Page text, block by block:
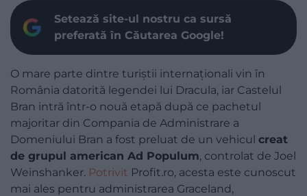
Setează site-ul nostru ca sursă
preferată în Căutarea Google!
O mare parte dintre turiștii internaționali vin în
România datorită legendei lui Dracula, iar Castelul
Bran intră într-o nouă etapă după ce pachetul
majoritar din Compania de Administrare a
Domeniului Bran a fost preluat de un vehicul creat
de grupul american Ad Populum, controlat de Joel
Weinshanker. Potrivit Profit.ro, acesta este cunoscut
mai ales pentru administrarea Graceland,